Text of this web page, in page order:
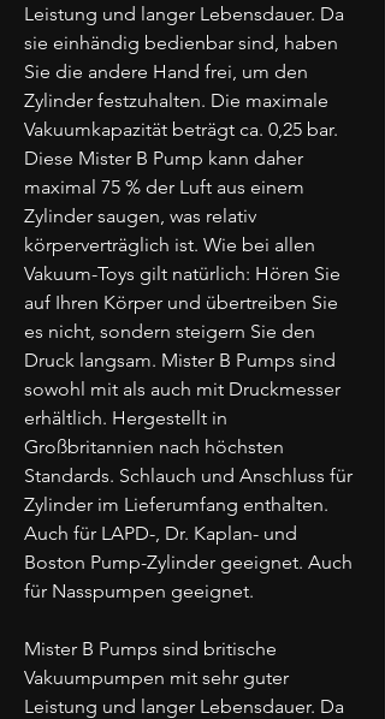
Leistung und langer Lebensdauer. Da
sie einhändig bedienbar sind, haben
Sie die andere Hand frei, um den
Zylinder festzuhalten. Die maximale
Vakuumkapazität beträgt ca. 0,25 bar.
Diese Mister B Pump kann daher
maximal 75 % der Luft aus einem
Zylinder saugen, was relativ
körperverträglich ist. Wie bei allen
Vakuum-Toys gilt natürlich: Hören Sie
auf Ihren Körper und übertreiben Sie
es nicht, sondern steigern Sie den
Druck langsam. Mister B Pumps sind
sowohl mit als auch mit Druckmesser
erhältlich. Hergestellt in
Großbritannien nach höchsten
Standards. Schlauch und Anschluss für
Zylinder im Lieferumfang enthalten.
Auch für LAPD-, Dr. Kaplan- und
Boston Pump-Zylinder geeignet. Auch
für Nasspumpen geeignet.
Mister B Pumps sind britische
Vakuumpumpen mit sehr guter
Leistung und langer Lebensdauer. Da